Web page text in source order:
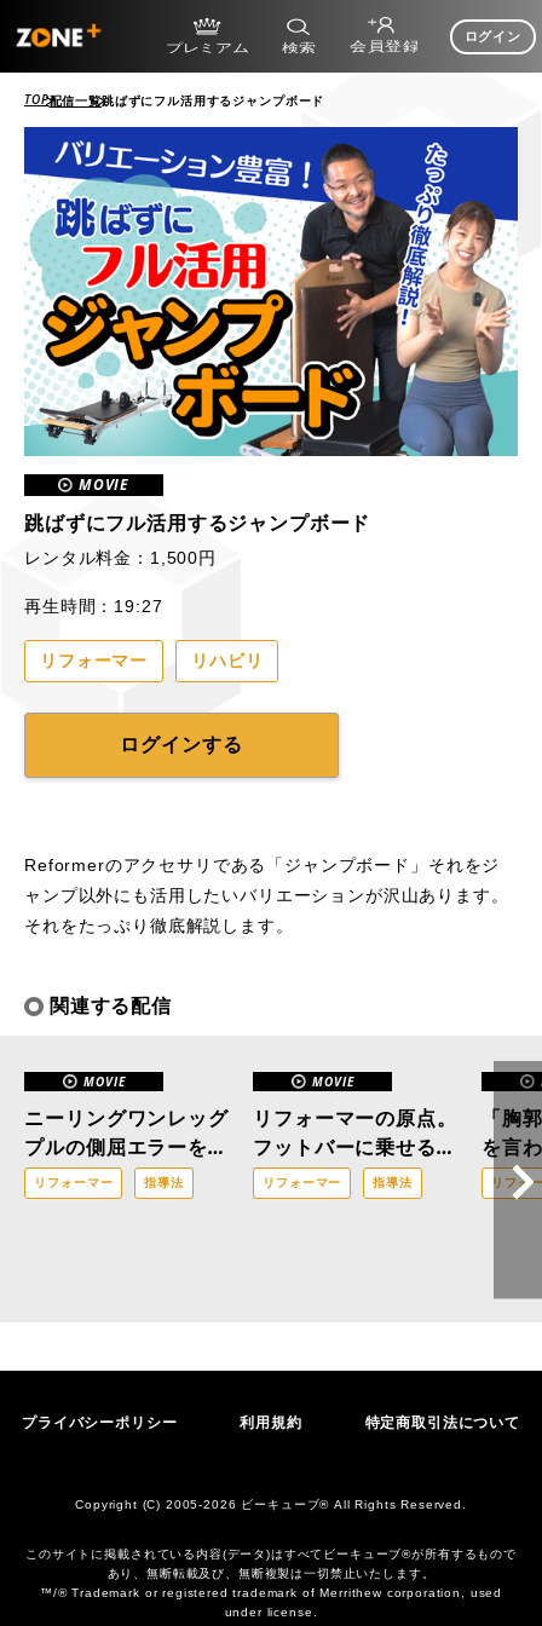
ログイン
TOP配信一覧跳ばずにフル活用するジャンプボード
MOVIE
跳ばずにフル活用するジャンプボード
レンタル料金：1,500円
再生時間：19:27
リフォーマー リハビリ
ログインする
Reformerのアクセサリである「ジャンプボード」それをジ
ャンプ以外にも活用したいバリエーションが沢山あります。
それをたっぷり徹底解説します。
関連する配信
MOVIE
ニーリングワンレッグ
プルの側屈エラーを解
消！「三位一体の修
正」で改善へと導くア
リフォーマー 指導法
MOVIE
リフォーマーの原点。
フットバーに乗せる
「あの部分」の正体と
正しい踏み込み方
リフォーマー 指導法
「胸
を言
スト
ンを
リフォ
プライバシーポリシー 利用規約 特定商取引法について
Copyright (C) 2005-2026 ビーキューブ® All Rights Reserved.
このサイトに掲載されている内容(データ)はすべてビーキューブ®︎が所有するもので
あり、無断転載及び、無断複製は一切禁止いたします。
™/® Trademark or registered trademark of Merrithew corporation, used
under license.